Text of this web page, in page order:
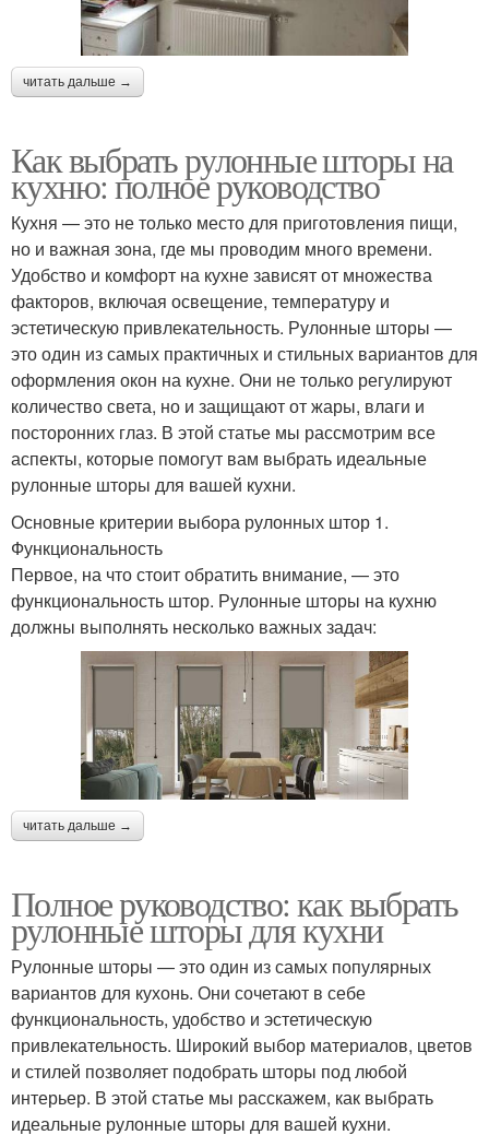
читать дальше →
Как выбрать рулонные шторы на
кухню: полное руководство
Кухня — это не только место для приготовления пищи,
но и важная зона, где мы проводим много времени.
Удобство и комфорт на кухне зависят от множества
факторов, включая освещение, температуру и
эстетическую привлекательность. Рулонные шторы —
это один из самых практичных и стильных вариантов для
оформления окон на кухне. Они не только регулируют
количество света, но и защищают от жары, влаги и
посторонних глаз. В этой статье мы рассмотрим все
аспекты, которые помогут вам выбрать идеальные
рулонные шторы для вашей кухни.
Основные критерии выбора рулонных штор 1.
Функциональность
Первое, на что стоит обратить внимание, — это
функциональность штор. Рулонные шторы на кухню
должны выполнять несколько важных задач:
читать дальше →
Полное руководство: как выбрать
рулонные шторы для кухни
Рулонные шторы — это один из самых популярных
вариантов для кухонь. Они сочетают в себе
функциональность, удобство и эстетическую
привлекательность. Широкий выбор материалов, цветов
и стилей позволяет подобрать шторы под любой
интерьер. В этой статье мы расскажем, как выбрать
идеальные рулонные шторы для вашей кухни.